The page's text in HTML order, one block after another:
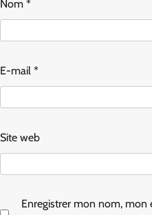
Nom *
E-mail *
Site web
Enregistrer mon nom,